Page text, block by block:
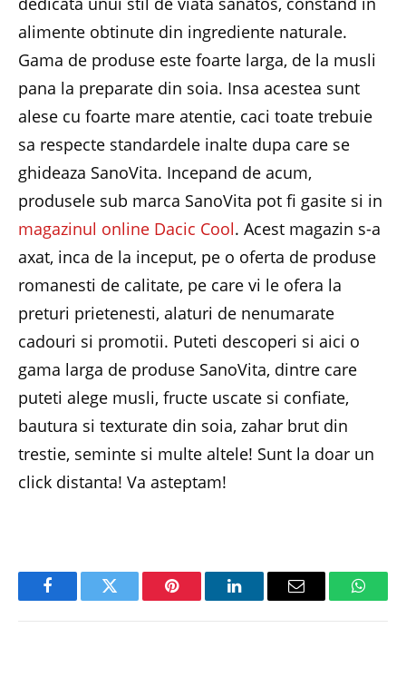
alimente obtinute din ingrediente naturale.
Gama de produse este foarte larga, de la musli
pana la preparate din soia. Insa acestea sunt
alese cu foarte mare atentie, caci toate trebuie
sa respecte standardele inalte dupa care se
ghideaza SanoVita. Incepand de acum,
produsele sub marca SanoVita pot fi gasite si in
magazinul online Dacic Cool. Acest magazin s-a
axat, inca de la inceput, pe o oferta de produse
romanesti de calitate, pe care vi le ofera la
preturi prietenesti, alaturi de nenumarate
cadouri si promotii. Puteti descoperi si aici o
gama larga de produse SanoVita, dintre care
puteti alege musli, fructe uscate si confiate,
bautura si texturate din soia, zahar brut din
trestie, seminte si multe altele! Sunt la doar un
click distanta! Va asteptam!
FacebookTwitter Pinterest LinkedInEmail